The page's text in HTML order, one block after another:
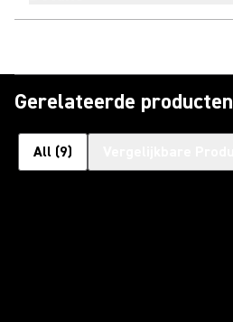
Gerelateerde producten
All (9)